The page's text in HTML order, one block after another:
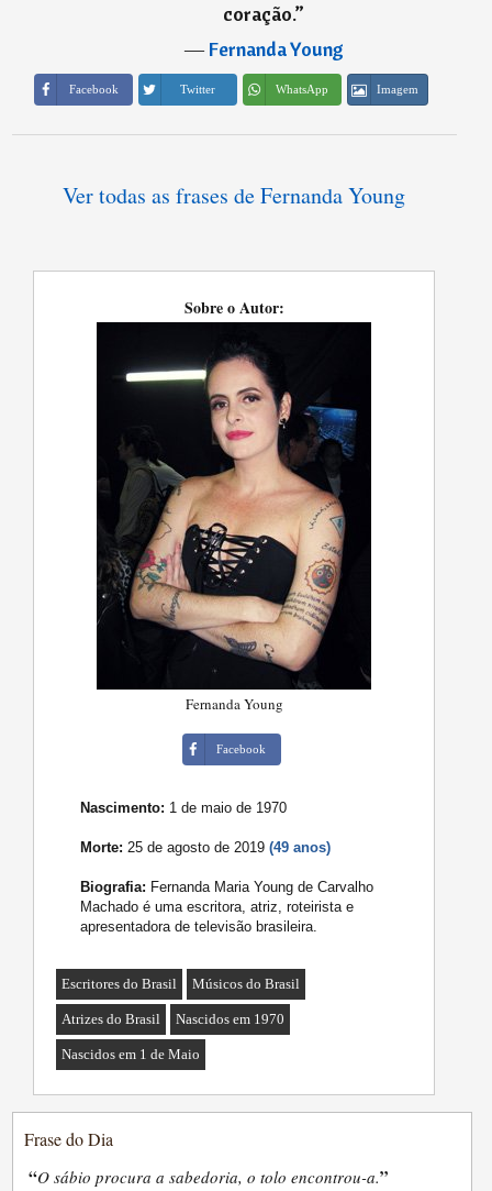
coração.”
―Fernanda Young
Facebook Twitter WhatsApp Imagem
Ver todas as frases de Fernanda Young
Sobre o Autor:
Fernanda Young
Facebook
Nascimento: 1 de maio de 1970
Morte: 25 de agosto de 2019(49 anos)
Biografia: Fernanda Maria Young de Carvalho
Machado é uma escritora, atriz, roteirista e
apresentadora de televisão brasileira.
Escritores do Brasil Músicos do Brasil
Atrizes do Brasil Nascidos em 1970
Nascidos em 1 de Maio
Frase do Dia
“O sábio procura a sabedoria, o tolo encontrou-a.”